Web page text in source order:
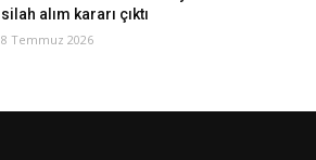
silah alım kararı çıktı
8 Temmuz 2026